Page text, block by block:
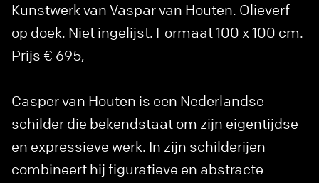
Kunstwerk van Vaspar van Houten. Olieverf
op doek. Niet ingelijst. Formaat 100 x 100 cm.
Prijs € 695,-
Casper van Houten is een Nederlandse
schilder die bekendstaat om zijn eigentijdse
en expressieve werk. In zijn schilderijen
combineert hij figuratieve en abstracte